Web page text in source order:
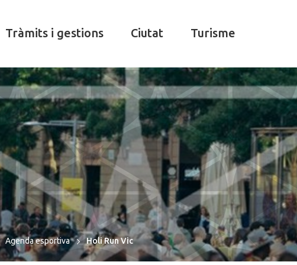
Tràmits i gestions Ciutat Turisme
Agenda esportiva Holi Run Vic